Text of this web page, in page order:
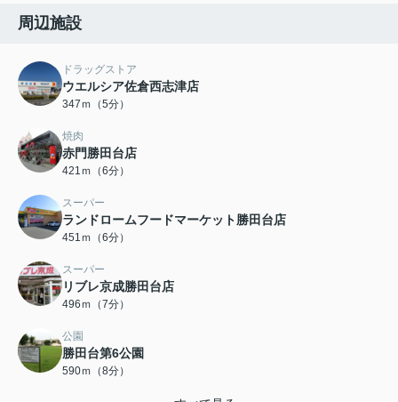
周辺施設
ドラッグストア
ウエルシア佐倉西志津店
347ｍ（5分）
焼肉
赤門勝田台店
421ｍ（6分）
スーパー
ランドロームフードマーケット勝田台店
451ｍ（6分）
スーパー
リブレ京成勝田台店
496ｍ（7分）
公園
勝田台第6公園
590ｍ（8分）